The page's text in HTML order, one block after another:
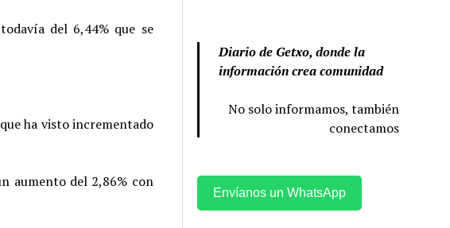
del 6,44% que se
ha visto incrementado
aumento del 2,86% con
Diario de Getxo, donde la
información crea comunidad
No solo informamos, también
conectamos
Envíanos un WhatsApp